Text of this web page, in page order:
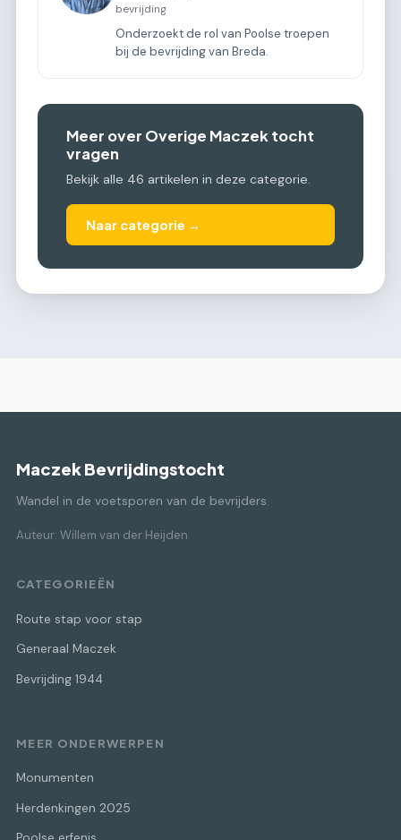
bevrijding
Onderzoekt de rol van Poolse troepen
bij de bevrijding van Breda.
Meer over Overige Maczek tocht
vragen
Bekijk alle 46 artikelen in deze categorie.
Naar categorie →
Maczek Bevrijdingstocht
Wandel in de voetsporen van de bevrijders.
Auteur: Willem van der Heijden
CATEGORIEËN
Route stap voor stap
Generaal Maczek
Bevrijding 1944
MEER ONDERWERPEN
Monumenten
Herdenkingen 2025